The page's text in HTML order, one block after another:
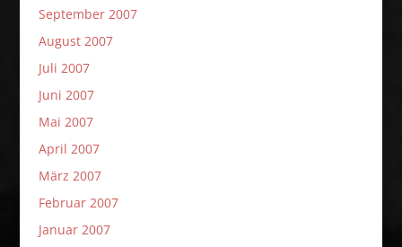
September 2007
August 2007
Juli 2007
Juni 2007
Mai 2007
April 2007
März 2007
Februar 2007
Januar 2007